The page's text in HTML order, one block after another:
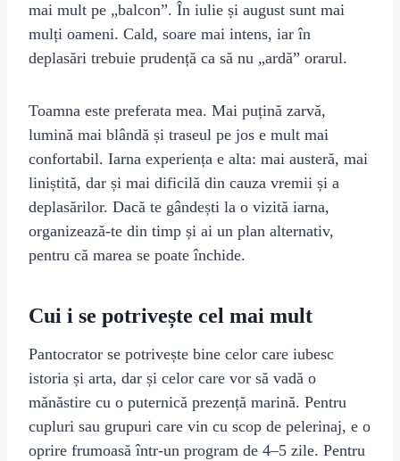
mai mult pe „balcon”. În iulie și august sunt mai
mulți oameni. Cald, soare mai intens, iar în
deplasări trebuie prudență ca să nu „ardă” orarul.
Toamna este preferata mea. Mai puțină zarvă,
lumină mai blândă și traseul pe jos e mult mai
confortabil. Iarna experiența e alta: mai austeră, mai
liniștită, dar și mai dificilă din cauza vremii și a
deplasărilor. Dacă te gândești la o vizită iarna,
organizează‑te din timp și ai un plan alternativ,
pentru că marea se poate închide.
Cui i se potrivește cel mai mult
Pantocrator se potrivește bine celor care iubesc
istoria și arta, dar și celor care vor să vadă o
mănăstire cu o puternică prezență marină. Pentru
cupluri sau grupuri care vin cu scop de pelerinaj, e o
oprire frumoasă într‑un program de 4–5 zile. Pentru